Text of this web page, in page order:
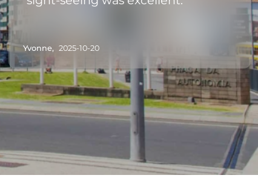
Yvonne, 2025-10-20